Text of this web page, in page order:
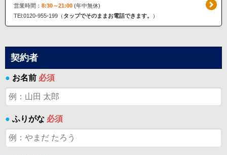
営業時間： 8:30～21:00(年中無休)
TEl:0120-955-199（ タップでそのままお電話できます。 ）
契約者
● お名前 必須
● ふりがな 必須